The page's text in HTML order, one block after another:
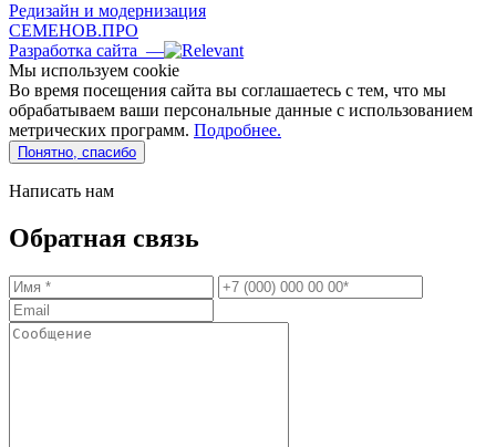
Редизайн и модернизация
СЕМЕНОВ.ПРО
Разработка сайта —
Мы используем сookie
Во время посещения сайта вы соглашаетесь с тем, что мы
обрабатываем ваши персональные данные с использованием
метрических программ. Подробнее.
Понятно, спасибо
Написать нам
Обратная связь